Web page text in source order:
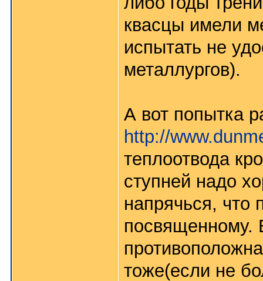
квасцы имели
испытать не
металлургов).
А вот попытка
http://
теплоотвода
ступней надо
напрячься, что
посвященному.
тоже(если не